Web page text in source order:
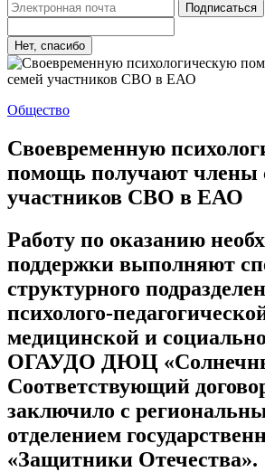
Подписаться
Нет, спасибо
Общество
Своевременную
помощь получают члены
участников СВО в ЕАО
Работу по оказанию
поддержки выполняют
структурного
психолого-
медицинской и
ОГАУДО ДЮЦ
Соответствующий
заключило с
отделением
«Защитники Отечества».